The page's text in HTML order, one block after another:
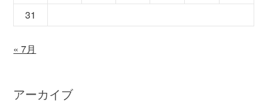
31
« 7月
アーカイブ